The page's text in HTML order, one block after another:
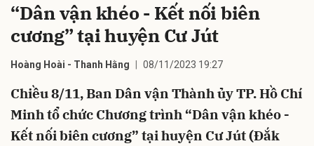
“Dân vận khéo - Kết nối biên
cương” tại huyện Cư Jút
Hoàng Hoài - Thanh Hằng 08/11/2023 19:27
Chiều 8/11, Ban Dân vận Thành ủy TP. Hồ Chí
Minh tổ chức Chương trình “Dân vận khéo -
Kết nối biên cương” tại huyện Cư Jút (Đắk
Hủy Gửi